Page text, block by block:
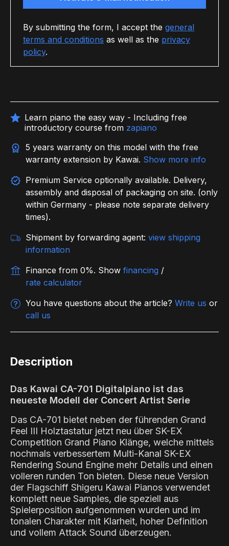
By submitting the form, I accept the general
terms and conditions as well as the privacy
policy.
Learn piano the easy way - Including free
introductory course from zapiano
5 years warranty on this model with the free
warranty extension by Kawai. Show more info
Premium Service optionally available. Delivery,
assembly and disposal of packaging on site. (only
within Germany - please note separate delivery
times).
Shipment by forwarding agent: view shipping
information
Finance from 0%. Show financing /
rate calculator
You have questions about the article? Write us or
call us
Description
Das Kawai CA-701 Digitalpiano ist das
neueste Modell der Concert Artist Serie
Das CA-701 bietet neben der führenden Grand
Feel III Holztastatur jetzt neu über SK-EX
Competition Grand Piano Klänge, welche mittels
nochmals verbessertem Multi-Kanal SK-EX
Rendering Sound Engine mehr Details und einen
volleren runden Ton bieten. Diese neue Version
der Flagschiff Shigeru Kawai Pianos verwendet
komplett neue Samples, die speziell aus
Spielerposition aufgenommen wurden und im
tonalen Charakter mit Klarheit, hoher Definition
und vollem Attack Sound überzeugen.